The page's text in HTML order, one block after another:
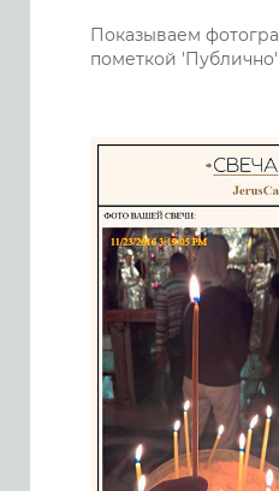
Показываем
пометкой 'Публично'